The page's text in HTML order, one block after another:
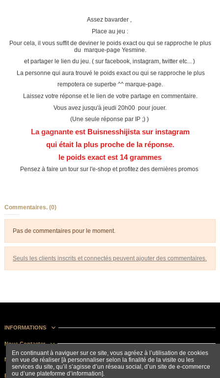
Assez bavarder ,
Place au jeu :
Pour cela, il vous suffit de deviner le poids exact ou qui se rapproche le plus
du marque-page Yesmine.
et partager le lien du jeu. ( sur facebook, instagram, twitter etc... )
La personne qui aura trouvé le poids exact ou qui se rapproche le plus
rempotera ce superbe ^^ marque-page.
Laissez votre réponse et le lien de votre partage en commentaire.
Vous avez jusqu'à jeudi 20h00 pour jouer.
(Une seule réponse par IP ;) )
La gagnante est Buisnesshijista sur instagram
qui était la plus proche de la réponse.
le poids exact est 14 grammes
Pensez à faire un tour sur l'e-shop et profitez des dernières promos
Commentaires. (0)
Pas de commentaires pour le moment.
Seuls les clients inscrits et connectés peuvent ajouter des commentaires.
INFORMATIONS
Nous Contacter
Nous suivre
Bulletin d'information
En continuant à naviguer sur ce site, vous agréez à l’utilisation de cookies
en vue de réaliser [à personnaliser selon la finalité de la visite ou les
services du site, qu’il s’agisse d’un réseau social, d’un site de e-commerce
ou d’une plateforme d’information].